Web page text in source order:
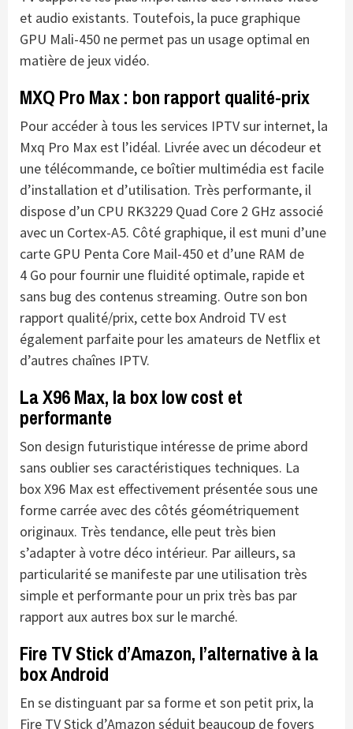
et audio existants. Toutefois, la puce graphique
GPU Mali-450 ne permet pas un usage optimal en
matière de jeux vidéo.
MXQ Pro Max : bon rapport qualité-prix
Pour accéder à tous les services IPTV sur internet, la
Mxq Pro Max est l’idéal. Livrée avec un décodeur et
une télécommande, ce boîtier multimédia est facile
d’installation et d’utilisation. Très performante, il
dispose d’un CPU RK3229 Quad Core 2 GHz associé
avec un Cortex-A5. Côté graphique, il est muni d’une
carte GPU Penta Core Mail-450 et d’une RAM de
4 Go pour fournir une fluidité optimale, rapide et
sans bug des contenus streaming. Outre son bon
rapport qualité/prix, cette box Android TV est
également parfaite pour les amateurs de Netflix et
d’autres chaînes IPTV.
La X96 Max, la box low cost et
performante
Son design futuristique intéresse de prime abord
sans oublier ses caractéristiques techniques. La
box X96 Max est effectivement présentée sous une
forme carrée avec des côtés géométriquement
originaux. Très tendance, elle peut très bien
s’adapter à votre déco intérieur. Par ailleurs, sa
particularité se manifeste par une utilisation très
simple et performante pour un prix très bas par
rapport aux autres box sur le marché.
Fire TV Stick d’Amazon, l’alternative à la
box Android
En se distinguant par sa forme et son petit prix, la
Fire TV Stick d’Amazon séduit beaucoup de foyers